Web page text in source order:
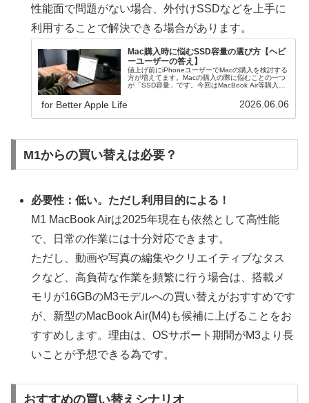
性能面で問題がない場合、外付けSSDなどを上手に
利用することで解決できる場合があります。
Mac購入時に悩むSSD容量の選び方【ヘビ
ーユーザーの答え】
値上げ前にiPhoneユーザーでMacの購入を検討する
方が増えてます。Macの購入の際に悩むことの一つ
が「SSD容量」です。今回はMacBook Air等購入時
for Better Apple Life 2026.06.06
M1からの買い替えは必要？
必要性：低い。ただし利用目的による！
M1 MacBook Airは2025年現在も依然として高性能
で、日常の作業には十分対応できます。
ただし、動画や写真の編集やクリエイティブなタス
クなど、高負荷な作業を頻繁に行う場合は、搭載メ
モリが16GBのM3モデルへの買い替えがおすすめです
が、新型のMacBook Air(M4)も候補に上げることをお
すすめします。理由は、OSサポート期間がM3より長
いことが予想できる為です。
おすすめの買い替えシナリオ